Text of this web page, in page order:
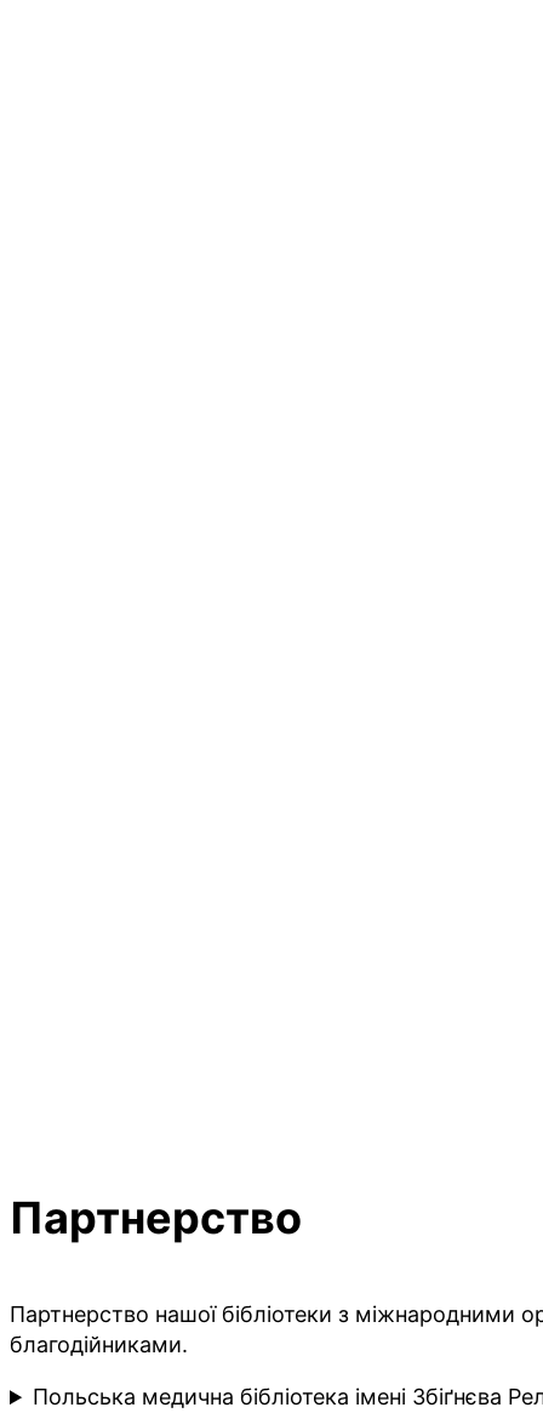
Партнерство
Партнерство нашої бібліотеки з міжнародними
благодійниками.
Польська медична бібліотека імені Збіґнєва